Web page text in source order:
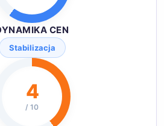
CEN
Stabilizacja
4
/ 10